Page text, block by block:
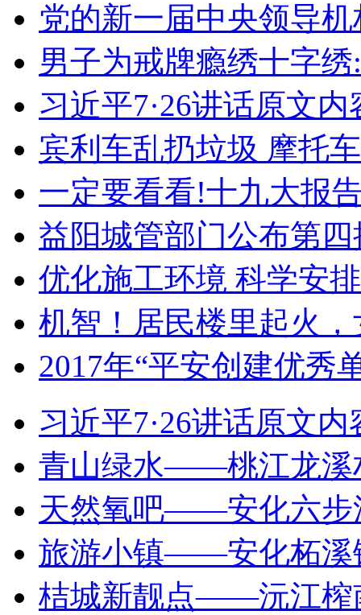
党的新一届中央领导
男子为戒牌瘾绣十字
习近平7·26讲话原文
宾利车乱扔垃圾 摩托
一定要看看!十九大报
益阳城管部门公布第
优化施工环境 科学安
机智！居民楼里起火
2017年“平安创建优秀
习近平7·26讲话原文
青山绿水——桃江龙溪
天然氧吧——安化六步
旅游小镇——安化柘溪
桔城新靓点——沅江​榨